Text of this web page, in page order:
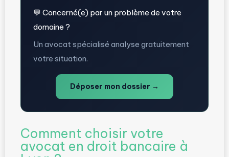
💬 Concerné(e) par un problème de votre
domaine ?
Un avocat spécialisé analyse gratuitement
votre situation.
Déposer mon dossier →
Comment choisir votre
avocat en droit bancaire à